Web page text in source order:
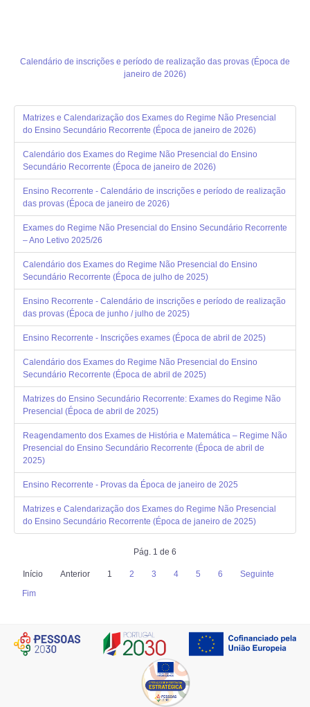
Calendário de inscrições e período de realização das provas (Época de
janeiro de 2026)
Matrizes e Calendarização dos Exames do Regime Não Presencial
do Ensino Secundário Recorrente (Época de janeiro de 2026)
Calendário dos Exames do Regime Não Presencial do Ensino
Secundário Recorrente (Época de janeiro de 2026)
Ensino Recorrente - Calendário de inscrições e período de realização
das provas (Época de janeiro de 2026)
Exames do Regime Não Presencial do Ensino Secundário Recorrente
– Ano Letivo 2025/26
Calendário dos Exames do Regime Não Presencial do Ensino
Secundário Recorrente (Época de julho de 2025)
Ensino Recorrente - Calendário de inscrições e período de realização
das provas (Época de junho / julho de 2025)
Ensino Recorrente - Inscrições exames (Época de abril de 2025)
Calendário dos Exames do Regime Não Presencial do Ensino
Secundário Recorrente (Época de abril de 2025)
Matrizes do Ensino Secundário Recorrente: Exames do Regime Não
Presencial (Época de abril de 2025)
Reagendamento dos Exames de História e Matemática – Regime Não
Presencial do Ensino Secundário Recorrente (Época de abril de
2025)
Ensino Recorrente - Provas da Época de janeiro de 2025
Matrizes e Calendarização dos Exames do Regime Não Presencial
do Ensino Secundário Recorrente (Época de janeiro de 2025)
Pág. 1 de 6
Início Anterior 1 2 3 4 5 6
Seguinte
Fim